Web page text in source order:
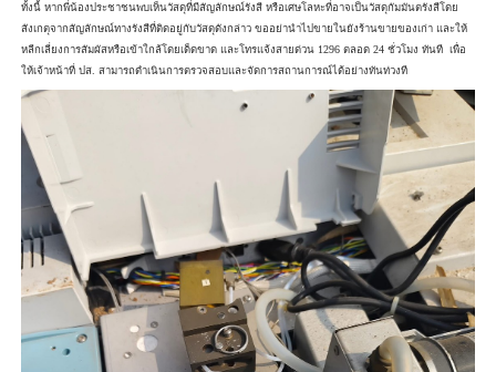
ทั้งนี้ หากพี่น้องประชาชนพบเห็นวัสดุที่มีสัญลักษณ์รังสี หรือเศษโลหะที่อาจเป็นวัสดุกัมมันตรังสีโดย
สังเกตุจากสัญลักษณ์ทางรังสีที่ติดอยู่กับวัสดุดังกล่าว ขออย่านำไปขายในยังร้านขายของเก่า และให้
หลีกเลี่ยงการสัมผัสหรือเข้าใกล้โดยเด็ดขาด และโทรแจ้งสายด่วน 1296 ตลอด 24 ชั่วโมง ทันที เพื่อ
ให้เจ้าหน้าที่ ปส. สามารถดำเนินการตรวจสอบและจัดการสถานการณ์ได้อย่างทันท่วงที